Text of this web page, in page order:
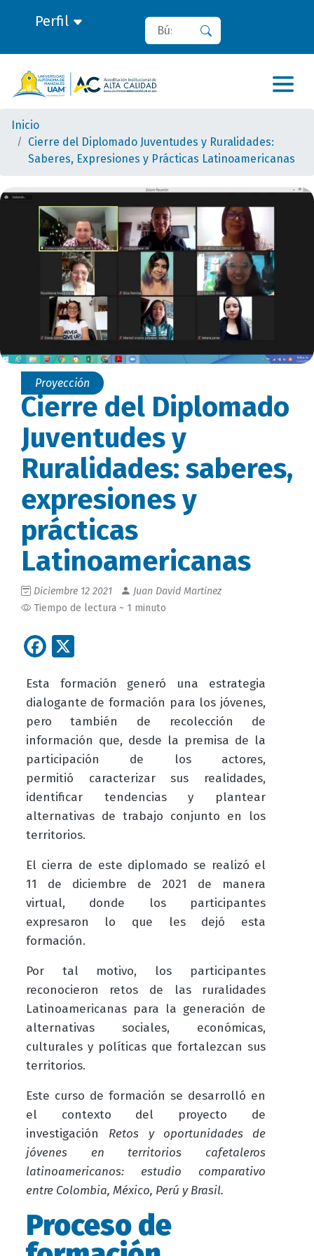
Perfil Buscar
Inicio
Cierre del Diplomado Juventudes y Ruralidades:
Saberes, Expresiones y Prácticas Latinoamericanas
Proyección
Cierre del Diplomado
Juventudes y
Ruralidades: saberes,
expresiones y
prácticas
Latinoamericanas
Diciembre 12 2021
Juan David Martinez
Tiempo de lectura ~ 1 minuto
Facebook
Esta formación generó una estrategia
dialogante de formación para los jóvenes,
pero también de recolección de
información que, desde la premisa de la
participación de los actores,
permitió caracterizar sus realidades,
identificar tendencias y plantear
alternativas de trabajo conjunto en los
territorios.
El cierra de este diplomado se realizó el
11 de diciembre de 2021 de manera
virtual, donde los participantes
expresaron lo que les dejó esta
formación.
Por tal motivo, los participantes
reconocieron retos de las ruralidades
Latinoamericanas para la generación de
alternativas sociales, económicas,
culturales y políticas que fortalezcan sus
territorios.
Este curso de formación se desarrolló en
el contexto del proyecto de
investigación Retos y oportunidades de
jóvenes en territorios cafetaleros
latinoamericanos: estudio comparativo
entre Colombia, México, Perú y Brasil.
Proceso de